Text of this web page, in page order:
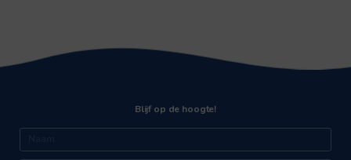
Blijf op de hoogte!